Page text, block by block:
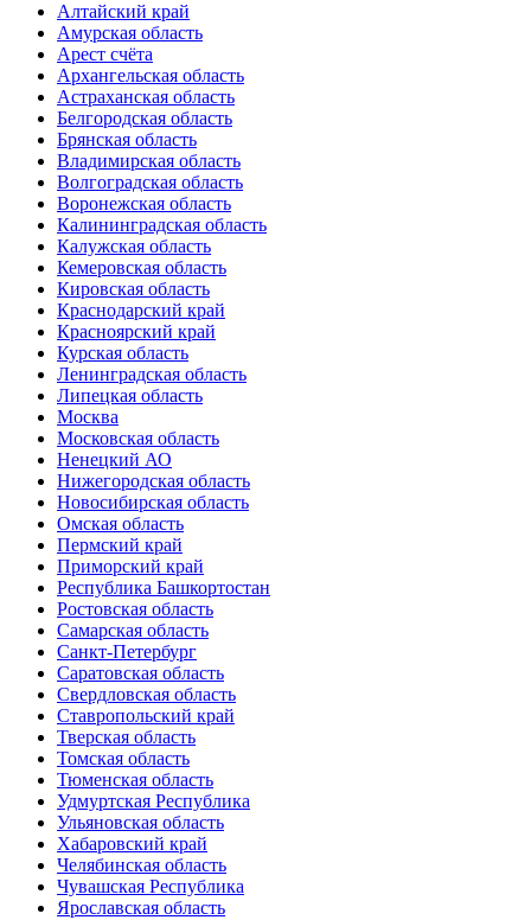
Алтайский край
Амурская область
Арест счёта
Архангельская область
Астраханская область
Белгородская область
Брянская область
Владимирская область
Волгоградская область
Воронежская область
Калининградская область
Калужская область
Кемеровская область
Кировская область
Краснодарский край
Красноярский край
Курская область
Ленинградская область
Липецкая область
Москва
Московская область
Ненецкий АО
Нижегородская область
Новосибирская область
Омская область
Пермский край
Приморский край
Республика Башкортостан
Ростовская область
Самарская область
Санкт-Петербург
Саратовская область
Свердловская область
Ставропольский край
Тверская область
Томская область
Тюменская область
Удмуртская Республика
Ульяновская область
Хабаровский край
Челябинская область
Чувашская Республика
Ярославская область